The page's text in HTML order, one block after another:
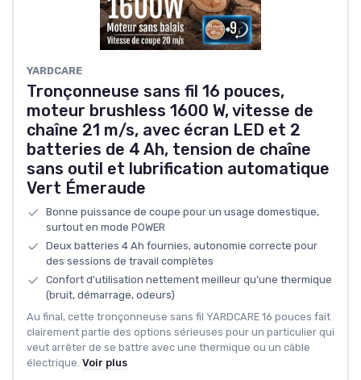
YARDCARE
Tronçonneuse sans fil 16 pouces,
moteur brushless 1600 W, vitesse de
chaîne 21 m/s, avec écran LED et 2
batteries de 4 Ah, tension de chaîne
sans outil et lubrification automatique
Vert Émeraude
Bonne puissance de coupe pour un usage domestique,
surtout en mode POWER
Deux batteries 4 Ah fournies, autonomie correcte pour
des sessions de travail complètes
Confort d’utilisation nettement meilleur qu’une thermique
(bruit, démarrage, odeurs)
Au final, cette tronçonneuse sans fil YARDCARE 16 pouces fait
clairement partie des options sérieuses pour un particulier qui
veut arrêter de se battre avec une thermique ou un câble
électrique. Voir plus